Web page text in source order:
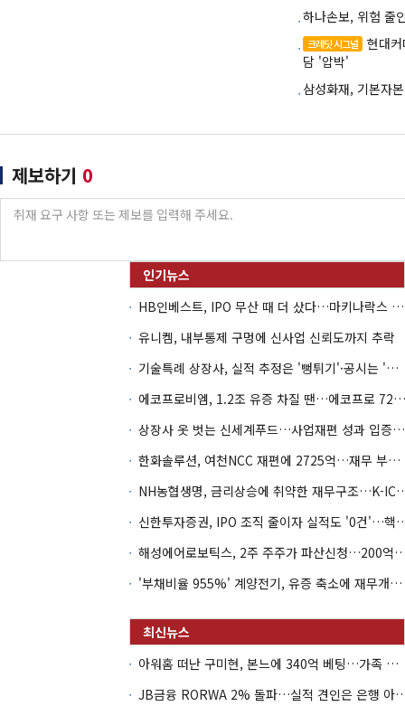
하나손보, 위험 줄
크레딧 시그널
현대
담 '압박'
삼성화재, 기본자
제보하기 0
HB인베스트, IPO 무산 때 더 샀다…마키나락스 투자 2.7배 회수
유니켐, 내부통제 구멍에 신사업 신뢰도까지 추락
기술특례 상장사, 실적 추정은 '뻥튀기'·공시는 '누락'
에코프로비엠, 1.2조 유증 차질 땐…에코프로 7270억 '독박'
상장사 옷 벗는 신세계푸드…사업재편 성과 입증할까
한화솔루션, 여천NCC 재편에 2725억…재무 부담 커지나
NH농협생명, 금리상승에 취
신한투자증권, IPO 조직 줄
해성에어로보틱스, 2주 주주가 파산
'부채비율 955%' 계양전기, 유증 축소에 재무개선 효과 '뚝'
아워홈 떠난 구미현, 본느에 340억 베팅…가족 지배체제 구축
JB금융 RORWA 2% 돌파…실